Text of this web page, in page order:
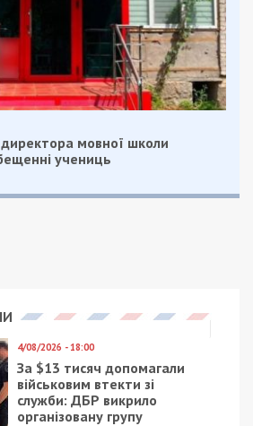
мовної школи
учениць
4/08/2026 - 18:00
За $13 тисяч допомагали
військовим втекти зі
служби: ДБР викрило
організовану групу